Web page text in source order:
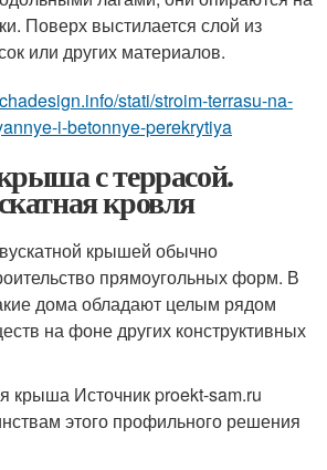
Поверх выстилается слой из
или других материалов.
stati/stroim-terrasu-na-
i-betonnye-perekrytiya
с террасой.
кровля
крышей обычно
прямоугольных форм. В
дома обладают целым рядом
на фоне других конструктивных
крыша Источник proekt-sam.ru
этого профильного решения